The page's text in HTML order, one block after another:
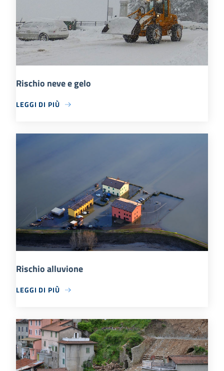
Rischio neve e gelo
LEGGI DI PIÙ
Rischio alluvione
LEGGI DI PIÙ